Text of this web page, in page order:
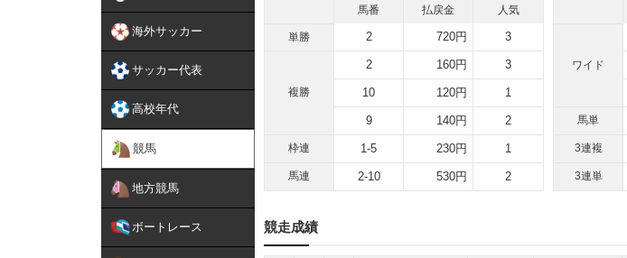
海外サッカー
サッカー代表
高校年代
競馬
地方競馬
ボートレース
馬番 払戻金 人気
単勝 2 720円 3
複勝
2 160円 3
10 120円 1
9 140円 2
枠連 1-5 230円 1
馬連 2-10 530円 2
ワイド
馬単
3連複
3連単
競走成績